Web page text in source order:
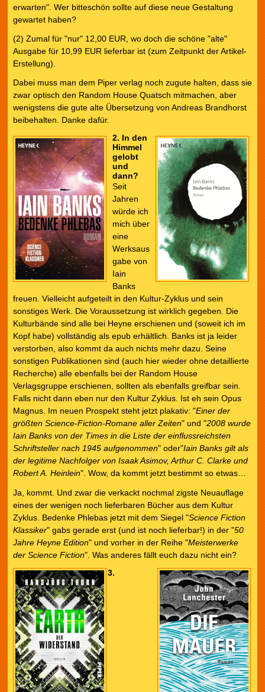
erwarten". Wer bitteschön sollte auf diese neue Gestaltung
gewartet haben?
(2) Zumal für "nur" 12,00 EUR, wo doch die schöne "alte"
Ausgabe für 10,99 EUR lieferbar ist (zum Zeitpunkt der Artikel-
Erstellung).
Dabei muss man dem Piper verlag noch zugute halten, dass sie
zwar optisch den Random House Quatsch mitmachen, aber
wenigstens die gute alte Übersetzung von Andreas Brandhorst
beibehalten. Danke dafür.
2. In den
Himmel
gelobt
und
dann?
Seit
Jahren
würde ich
mich über
eine
Werksaus
gabe von
Iain
Banks
freuen. Vielleicht aufgeteilt in den Kultur-Zyklus und sein
sonstiges Werk. Die Voraussetzung ist wirklich gegeben. Die
Kulturbände sind alle bei Heyne erschienen und (soweit ich im
Kopf habe) vollständig als epub erhältlich. Banks ist ja leider
verstorben, also kommt da auch nichts mehr dazu. Seine
sonstigen Publikationen sind (auch hier wieder ohne detaillierte
Recherche) alle ebenfalls bei der Random House
Verlagsgruppe erschienen, sollten als ebenfalls greifbar sein.
Falls nicht dann eben nur den Kultur Zyklus. Ist eh sein Opus
Magnus. Im neuen Prospekt steht jetzt plakativ: "Einer der
größten Science-Fiction-Romane aller Zeiten" und "2008 wurde
Iain Banks von der Times in die Liste der einflussreichsten
Schriftsteller nach 1945 aufgenommen" oder"Iain Banks gilt als
der legitime Nachfolger von Isaak Asimov, Arthur C. Clarke und
Robert A. Heinlein". Wow, da kommt jetzt bestimmt so etwas…
Ja, kommt. Und zwar die verkackt nochmal zigste Neuauflage
eines der wenigen noch lieferbaren Bücher aus dem Kultur
Zyklus. Bedenke Phlebas jetzt mit dem Siegel "Science Fiction
Klassiker" gabs gerade erst (und ist noch lieferbar!) in der "50
Jahre Heyne Edition" und vorher in der Reihe "Meisterwerke
der Science Fiction". Was anderes fällt euch dazu nicht ein?
3.